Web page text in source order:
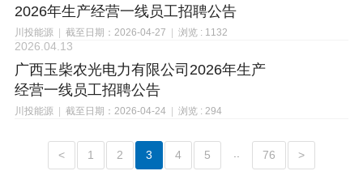
2026年生产经营一线员工招聘公告
川投能源 截至日期：2026-04-27 浏览 : 1132
2026.04.13
广西玉柴农光电力有限公司2026年生产
经营一线员工招聘公告
川投能源 截至日期：2026-04-24 浏览 : 294
< 1 2 3 4 5 76 >